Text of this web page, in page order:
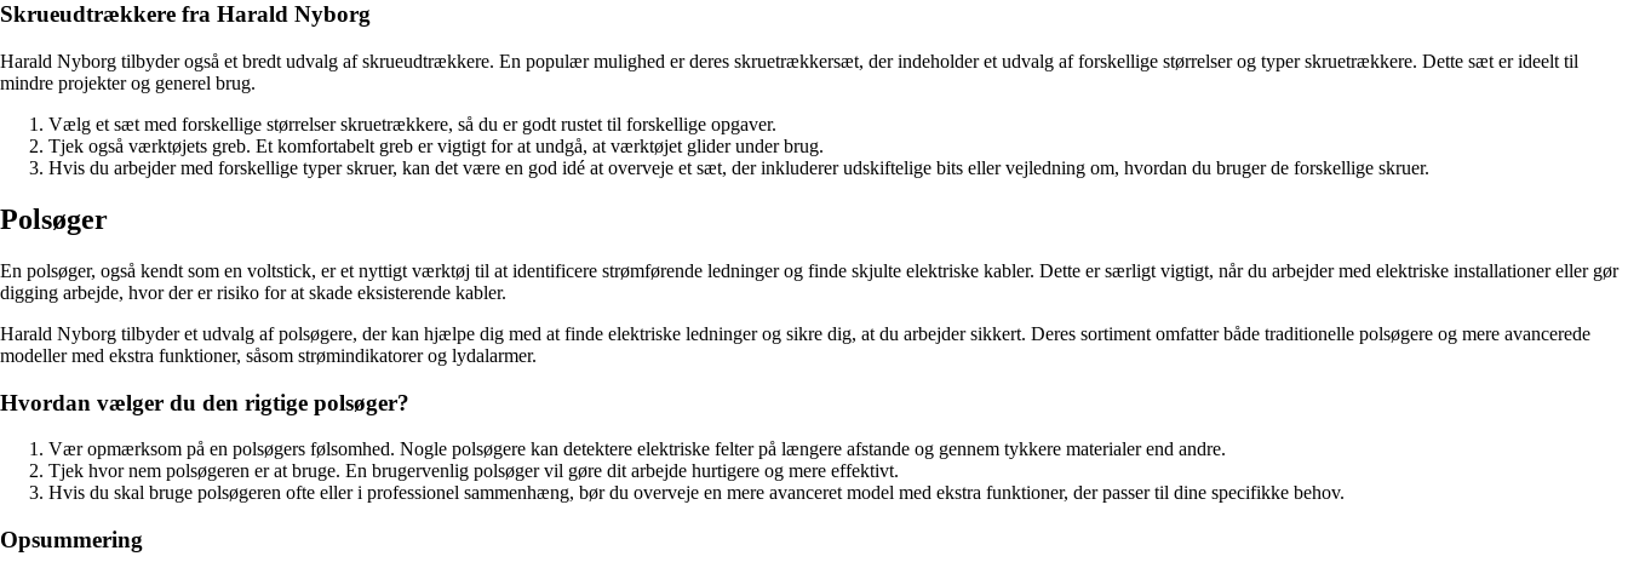
Skrueudtrækkere fra Harald Nyborg
Harald Nyborg tilbyder også et bredt udvalg af skrueudtrækkere. En populær mulighed er deres skruetrækkersæt, der indeholder et udvalg af forskellige størrelser og typer skruetrækkere. Dette sæt er ideelt til
mindre projekter og generel brug.
Vælg et sæt med forskellige størrelser skruetrækkere, så du er godt rustet til forskellige opgaver.
Tjek også værktøjets greb. Et komfortabelt greb er vigtigt for at undgå, at værktøjet glider under brug.
Hvis du arbejder med forskellige typer skruer, kan det være en god idé at overveje et sæt, der inkluderer udskiftelige bits eller vejledning om, hvordan du bruger de forskellige skruer.
Polsøger
En polsøger, også kendt som en voltstick, er et nyttigt værktøj til at identificere strømførende ledninger og finde skjulte elektriske kabler. Dette er særligt vigtigt, når du arbejder med elektriske installationer eller gør
digging arbejde, hvor der er risiko for at skade eksisterende kabler.
Harald Nyborg tilbyder et udvalg af polsøgere, der kan hjælpe dig med at finde elektriske ledninger og sikre dig, at du arbejder sikkert. Deres sortiment omfatter både traditionelle polsøgere og mere avancerede
modeller med ekstra funktioner, såsom strømindikatorer og lydalarmer.
Hvordan vælger du den rigtige polsøger?
Vær opmærksom på en polsøgers følsomhed. Nogle polsøgere kan detektere elektriske felter på længere afstande og gennem tykkere materialer end andre.
Tjek hvor nem polsøgeren er at bruge. En brugervenlig polsøger vil gøre dit arbejde hurtigere og mere effektivt.
Hvis du skal bruge polsøgeren ofte eller i professionel sammenhæng, bør du overveje en mere avanceret model med ekstra funktioner, der passer til dine specifikke behov.
Opsummering